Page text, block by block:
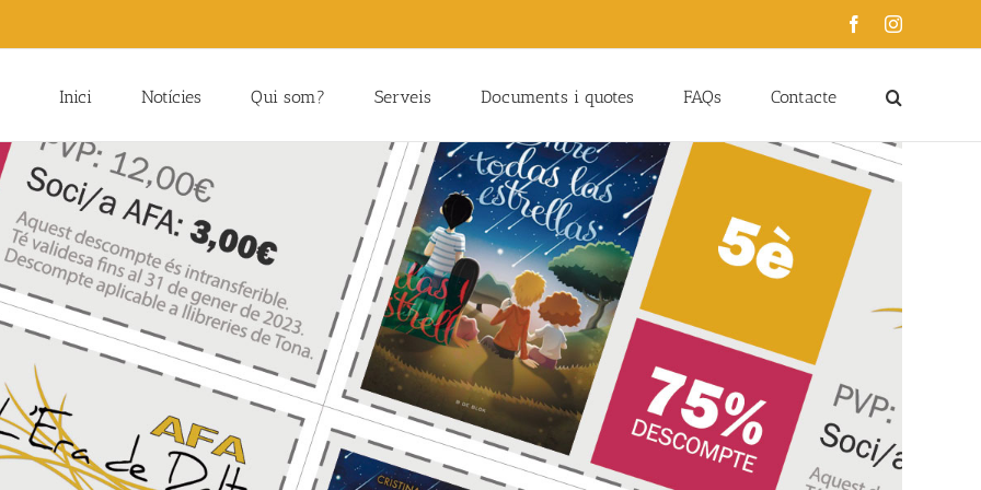
FacebookInstagram
Inici Notícies Qui som? Serveis Documents i quotes FAQs Contacte